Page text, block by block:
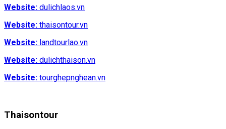
Website: dulichlaos.vn
Website: thaisontour.vn
Website: landtourlao.vn
Website: dulichthaison.vn
Website: tourghepnghean.vn
Thaisontour